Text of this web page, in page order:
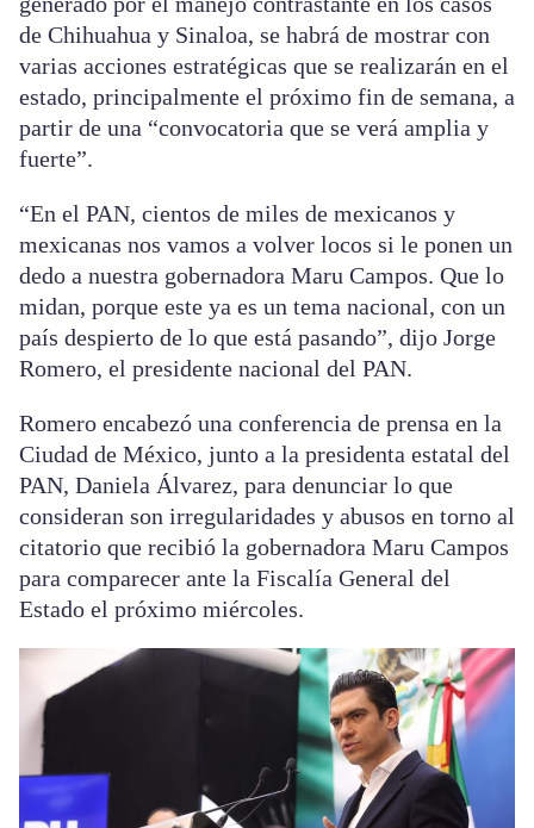
de Chihuahua y Sinaloa, se habrá de mostrar con
varias acciones estratégicas que se realizarán en el
estado, principalmente el próximo fin de semana, a
partir de una “convocatoria que se verá amplia y
fuerte”.
“En el PAN, cientos de miles de mexicanos y
mexicanas nos vamos a volver locos si le ponen un
dedo a nuestra gobernadora Maru Campos. Que lo
midan, porque este ya es un tema nacional, con un
país despierto de lo que está pasando”, dijo Jorge
Romero, el presidente nacional del PAN.
Romero encabezó una conferencia de prensa en la
Ciudad de México, junto a la presidenta estatal del
PAN, Daniela Álvarez, para denunciar lo que
consideran son irregularidades y abusos en torno al
citatorio que recibió la gobernadora Maru Campos
para comparecer ante la Fiscalía General del
Estado el próximo miércoles.